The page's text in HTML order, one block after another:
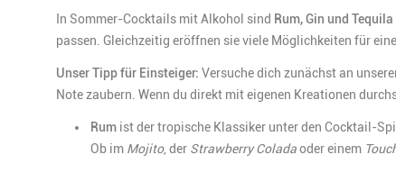
In Sommer-Cocktails mit Alkohol sind Rum, Gin und Tequila
passen. Gleichzeitig eröffnen sie viele Möglichkeiten für
Unser Tipp für Einsteiger: Versuche dich zunächst an
Note zaubern. Wenn du direkt mit eigenen Kreationen
Rum ist der tropische Klassiker unter den Cocktail-
Ob im Mojito, der Strawberry Coladaoder einem